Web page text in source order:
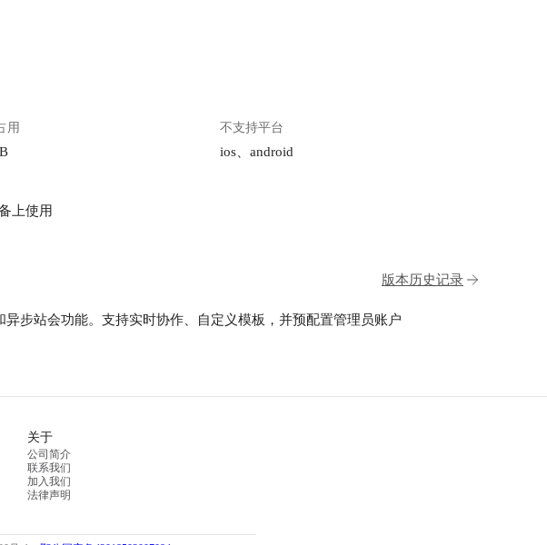
用 不支持平台
ios、android
上使用
版本历史记录
步站会功能。支持实时协作、自定义模板，并预配置管理员账户
关于
公司简介
联系我们
加入我们
法律声明